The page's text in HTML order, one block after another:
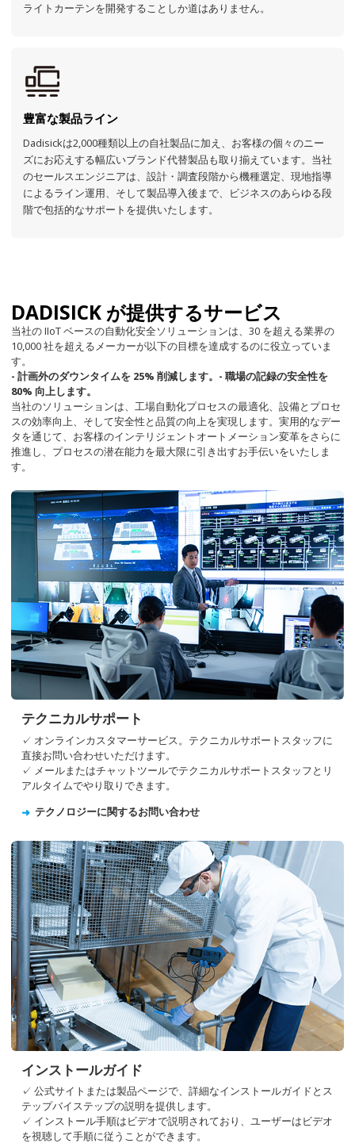
ライトカーテンを開発することしか道はありません。
豊富な製品ライン
Dadisickは2,000種類以上の自社製品に加え、お客様の個々のニー
ズにお応えする幅広いブランド代替製品も取り揃えています。当社
のセールスエンジニアは、設計・調査段階から機種選定、現地指導
によるライン運用、そして製品導入後まで、ビジネスのあらゆる段
階で包括的なサポートを提供いたします。
DADISICK が提供するサービス
当社の IIoT ベースの自動化安全ソリューションは、30 を超える業界の
10,000 社を超えるメーカーが以下の目標を達成するのに役立っていま
す。
- 計画外のダウンタイムを 25% 削減します。 - 職場の記録の安全性を
80% 向上します。
当社のソリューションは、工場自動化プロセスの最適化、設備とプロセ
スの効率向上、そして安全性と品質の向上を実現します。実用的なデー
タを通じて、お客様のインテリジェントオートメーション変革をさらに
推進し、プロセスの潜在能力を最大限に引き出すお手伝いをいたしま
す。
テクニカルサポート
✓ オンラインカスタマーサービス。テクニカルサポートスタッフに
直接お問い合わせいただけます。
✓ メールまたはチャットツールでテクニカルサポートスタッフとリ
アルタイムでやり取りできます。
テクノロジーに関するお問い合わせ
インストールガイド
✓ 公式サイトまたは製品ページで、詳細なインストールガイドとス
テップバイステップの説明を提供します。
✓ インストール手順はビデオで説明されており、ユーザーはビデオ
を視聴して手順に従うことができます。